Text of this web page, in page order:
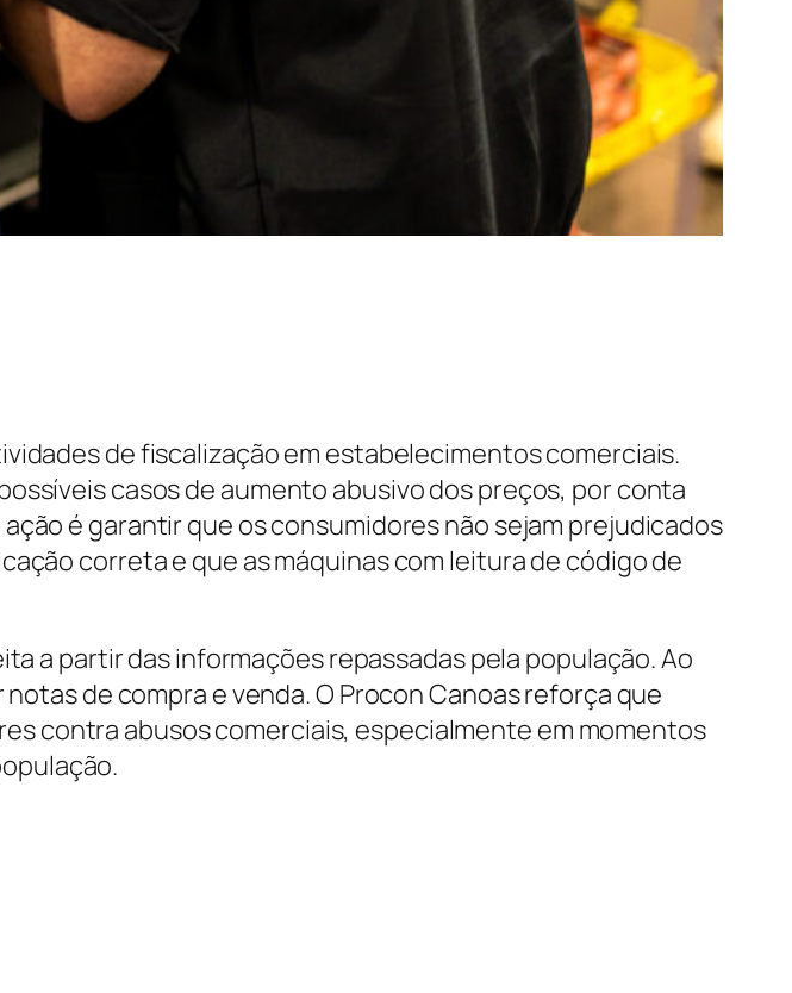
de fiscalização em estabelecimentos comerciais.
casos de aumento abusivo dos preços, por conta
é garantir que os consumidores não sejam prejudicados
correta e que as máquinas com leitura de código de
a partir das informações repassadas pela população. Ao
de compra e venda. O Procon Canoas reforça que
contra abusos comerciais, especialmente em momentos